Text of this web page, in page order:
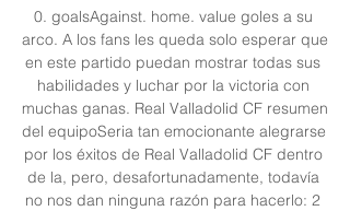
0. goalsAgainst. home. value goles a su
arco. A los fans les queda solo esperar que
en este partido puedan mostrar todas sus
habilidades y luchar por la victoria con
muchas ganas. Real Valladolid CF resumen
del equipoSeria tan emocionante alegrarse
por los éxitos de Real Valladolid CF dentro
de la, pero, desafortunadamente, todavía
no nos dan ninguna razón para hacerlo: 2